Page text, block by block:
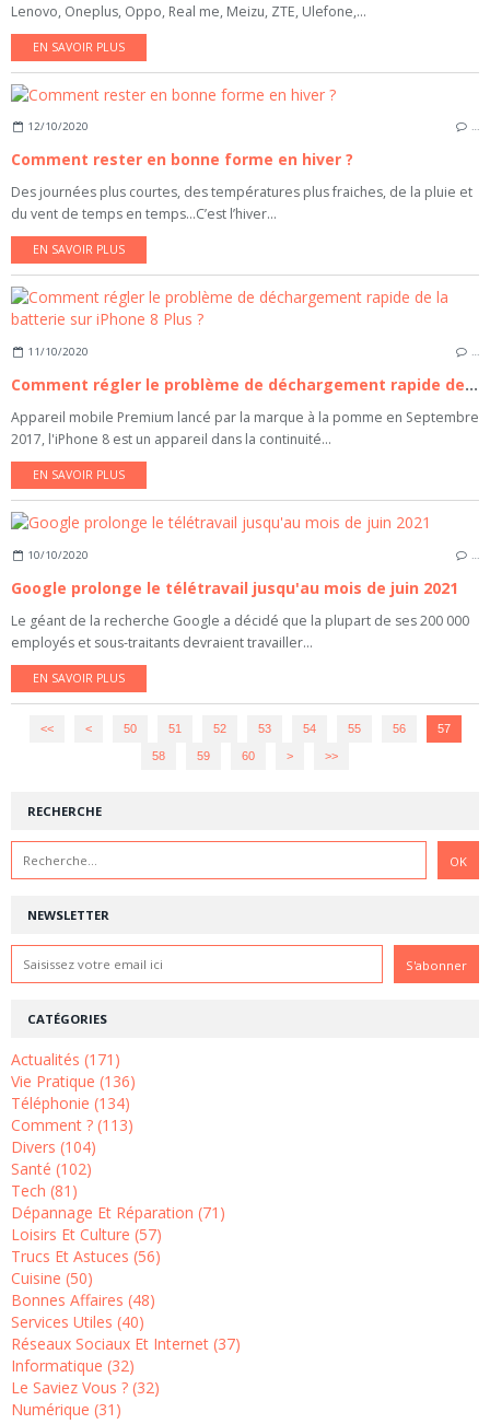
Lenovo, Oneplus, Oppo, Real me, Meizu, ZTE, Ulefone,...
EN SAVOIR PLUS
12/10/2020 …
Comment rester en bonne forme en hiver ?
Des journées plus courtes, des températures plus fraiches, de la pluie et
du vent de temps en temps…C’est l’hiver...
EN SAVOIR PLUS
11/10/2020 …
Comment régler le problème de déchargement rapide de la batterie sur iPhone 8 Plus ?
Appareil mobile Premium lancé par la marque à la pomme en Septembre
2017, l'iPhone 8 est un appareil dans la continuité...
EN SAVOIR PLUS
10/10/2020
Google prolonge le télétravail jusqu'au mois de juin 2021
Le géant de la recherche Google a décidé que la plupart de ses 200 000
employés et sous-traitants devraient travailler...
EN SAVOIR PLUS
<< < 10
20
30
40
50 51 52 53 54 55 56 57
58 59 60 > >>
NEWSLETTER
RECHERCHE
CATÉGORIES
Actualités (171)
Vie Pratique (136)
Téléphonie (134)
Comment ? (113)
Divers (104)
Santé (102)
Tech (81)
Dépannage Et Réparation (71)
Loisirs Et Culture (57)
Trucs Et Astuces (56)
Cuisine (50)
Bonnes Affaires (48)
Services Utiles (40)
Réseaux Sociaux Et Internet (37)
Informatique (32)
Le Saviez Vous ? (32)
Numérique (31)